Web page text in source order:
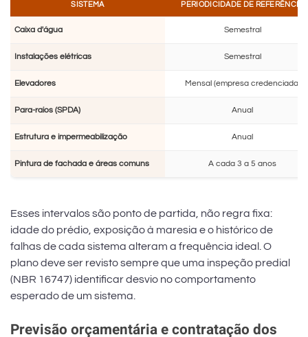
SISTEMA PERIODICIDADE DE REFERÊNCIA
Caixa d'água Semestral
Instalações elétricas Semestral
Elevadores Mensal (empresa credenciada)
Para-raios (SPDA) Anual
Estrutura e impermeabilização Anual
Pintura de fachada e áreas comuns A cada 3 a 5 anos
Esses intervalos são ponto de partida, não regra fixa:
idade do prédio, exposição à maresia e o histórico de
falhas de cada sistema alteram a frequência ideal. O
plano deve ser revisto sempre que uma inspeção predial
(NBR 16747) identificar desvio no comportamento
esperado de um sistema.
Previsão orçamentária e contratação dos